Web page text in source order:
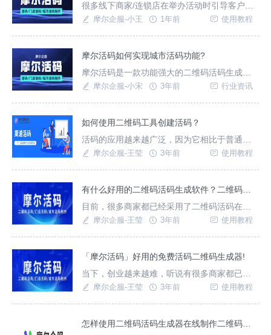
择创建活码功能，设置二维码展示切换方式，
展示样式，
很多线下商家/连锁店在举办活动时引导客户加
入群通知活动优惠以及二次营销，借助摩尔活
需统一印刷一个门店活码二维码，位于不同地
信。门店活码适用于连锁餐饮店、甜品茶饮
店、蔬果生鲜百货
摩尔企服-小王 1年前 使用教程
摩尔活码如何实现城市活码功能?
摩尔活码是一款功能强大的二维码活码生成平
台，可以帮助用户快速地生成自己的二维码，
对性地推广和营销产品。那么，什么是城市活
活码生成技术，通过设置不同的城市码，可以
让用户根据不同城市
摩尔企服-小宋 3年前 行业资讯
如何使用二维码工具创建活码？
活码的应用越来越广泛，因为它相比于普通普
通的二维码来说，更适合用于推广，在活码二
样创建呢？本文将以“摩尔短链接”为例，一招教
摩尔企服-王莹 3年前 使用教程
目前，很多商家都已经采用了二维码活码在自
己的推广营销手段里，这种二维码活码相比于
这种二维码活码也不会存在会过期的问题，所
什么好用的二维码活码生成软件呢？二维码活
码又有什么好处呢？
摩尔企服-王莹 3年前 使用教程
「摩尔活码」好用的免费活码二维码生成器!
当下，创业越来越难，听说有很多商家都已经
开始“勒紧裤腰带过日子”了，还有些商家还在花
不难，没必要去多花这个冤枉钱，接下来，本
摩尔企服-王莹 3年前 使用教程